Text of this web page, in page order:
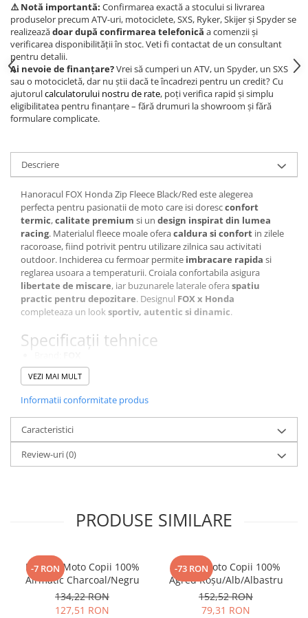
⚠️ Notă importantă: Confirmarea exactă a stocului si livrarea
produselor precum ATV-uri, motociclete, SXS, Ryker, Skijer și Spyder se
realizeazădoar după confirmarea telefonică a comenzii și
verificarea disponibilității în stoc. Veti fi contactat de un consultant
pentru detalii.
Ai nevoie de finanțare?Vrei să cumperi un ATV, un Spyder, un SXS
sau o motocicletă, dar nu știi dacă te încadrezi pentru un credit? Cu
ajutorulcalculatorului nostru de rate, poți verifica rapid și simplu
eligibilitatea pentru finanțare – fără drumuri la showroom și fără
formulare complicate.
Descriere
Hanoracul FOX Honda Zip Fleece Black/Red este alegerea
perfecta pentru pasionatii de moto care isi dorescconfort
termic,calitate premium si un design inspirat din lumea
racing. Materialul fleece moale oferacaldura si confort in zilele
racoroase, fiind potrivit pentru utilizare zilnica sau activitati
outdoor. Inchiderea cu fermoar permite imbracare rapida si
reglarea usoara a temperaturii. Croiala confortabila asigura
libertate de miscare, iar buzunarele laterale ofera spatiu
practic pentru depozitare. Designul FOX x Honda
completeaza un looksportiv, autentic si dinamic.
Specificații tehnice
Model:Honda Zip Fleece
Tip:Hanorac / casual / lifestyle
Culoare:
Black/Red
Marime:M
Material:Fleece moale si calduros
Inchidere:
Croiala:Confortabila pentru utilizare zilnica
Buzunare:
VEZI MAI MULT
Informatii conformitate produs
Caracteristici
Review-uri(0)
PRODUSE SIMILARE
-7 RON
Mănuși Moto Copii 100%
Airmatic Charcoal/Negru
134,22 RON
127,51 RON
-73 RON
Tricou Moto Copii 100%
Agred Roșu/Alb/Albastru
152,52 RON
79,31 RON